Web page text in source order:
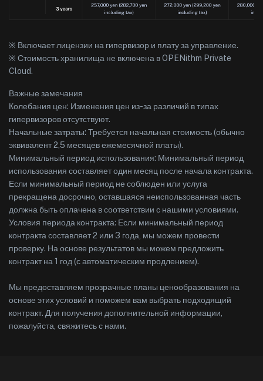
※ Включает лицензии на гипервизор и плату за управление.
※ Стоимость хранилища не включена в OPENithm Private
Cloud.
Важные замечания
Колебания цен: Изменения цен из-за различий в типах
гипервизоров отсутствуют.
Начальные затраты: Требуется начальная стоимость (обычно
эквивалент 2,5 месяцев ежемесячной платы).
Минимальный период использования: Минимальный период
использования составляет один месяц после начала контракта.
Если минимальный период не соблюден или услуга
прекращена досрочно, оставшаяся неиспользованная часть
должна быть оплачена в соответствии с нашими условиями.
Условия периода контракта: Если минимальный период
контракта составляет 2 или 3 года, мы можем провести
проверку. На основе результатов мы можем предложить
контракт на 1 год (с автоматическим продлением).
Мы предоставляем прозрачные планы ценообразования на
основе этих условий и поможем вам выбрать подходящий
контракт. Для получения дополнительной информации,
пожалуйста, свяжитесь с нами.